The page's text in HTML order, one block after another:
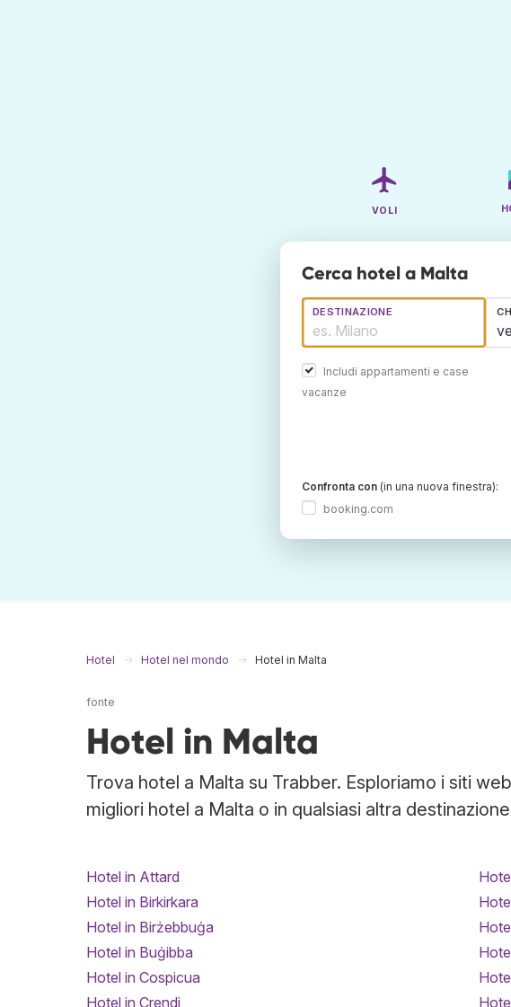
VOLI
Cerca hotel a Malta
DESTINAZIONE
Includi appartamenti e case
vacanze
Confronta con (in una nuova finestra):
booking.com
Hotel Hotel nel mondo Hotel in Malta
fonte
Hotel in Malta
Trova hotel a Malta su Trabber. Esploriamo i siti
migliori hotel a Malta o in qualsiasi altra
Hotel in Attard
Hotel in Birkirkara
Hotel in Birżebbuġa
Hotel in Buġibba
Hotel in Cospicua
Hotel in Crendi